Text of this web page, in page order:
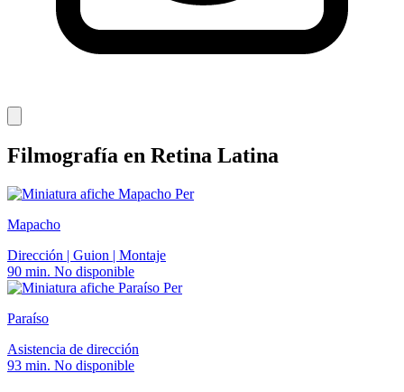
Filmografía en Retina Latina
Per
Mapacho
Dirección | Guion | Montaje
90 min. No disponible
Per
Paraíso
Asistencia de dirección
93 min. No disponible